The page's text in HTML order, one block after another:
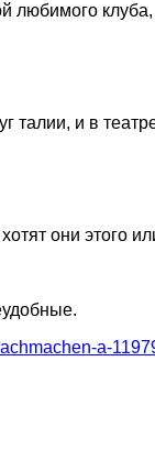
любимого
талии, и в
они этого
a-